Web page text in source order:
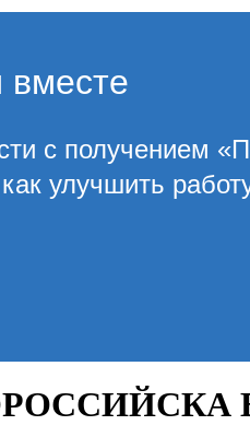
с получением
улучшить